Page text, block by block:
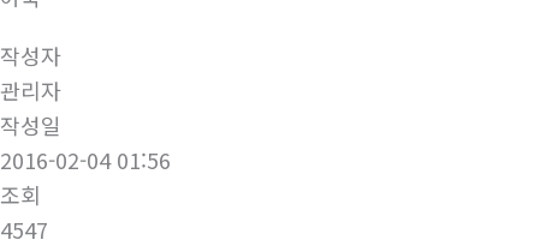
작성자
관리자
작성일
2016-02-04 01:56
조회
4547